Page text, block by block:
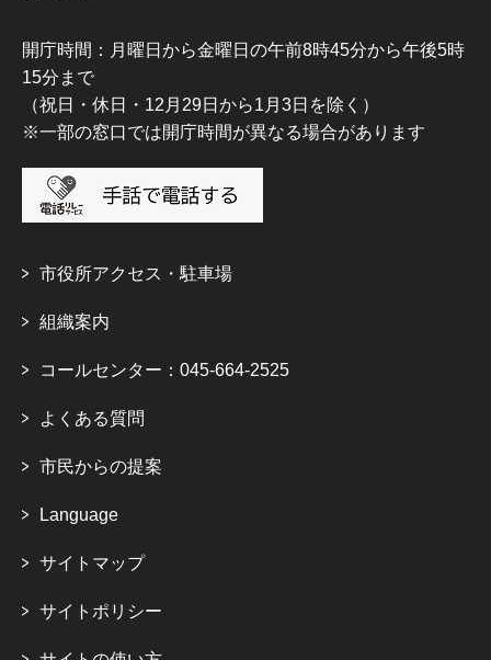
開庁時間：月曜日から金曜日の午前8時45分から午後5時
15分まで
（祝日・休日・12月29日から1月3日を除く）
※一部の窓口では開庁時間が異なる場合があります
市役所アクセス・駐車場
組織案内
コールセンター：045-664-2525
よくある質問
市民からの提案
Language
サイトマップ
サイトポリシー